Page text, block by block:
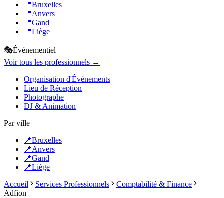
📍Bruxelles
📍Anvers
📍Gand
📍Liège
🎭Événementiel
Voir tous les professionnels →
Organisation d'Événements
Lieu de Réception
Photographe
DJ & Animation
Par ville
📍Bruxelles
📍Anvers
📍Gand
📍Liège
Accueil
Services Professionnels
Comptabilité & Finance
Adfion